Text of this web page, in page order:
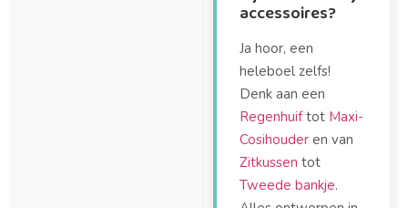
accessoires?
Ja hoor, een
heleboel zelfs!
Denk aan een
Regenhuiftot Maxi-
Cosihouder en van
Zitkussen tot
Tweede bankje.